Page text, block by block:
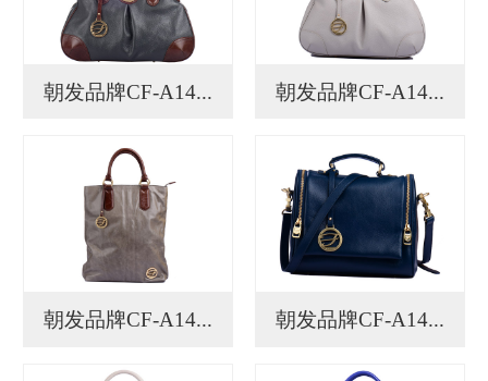
朝发品牌CF-A14... 朝发品牌CF-A14...
朝发品牌CF-A14... 朝发品牌CF-A14...